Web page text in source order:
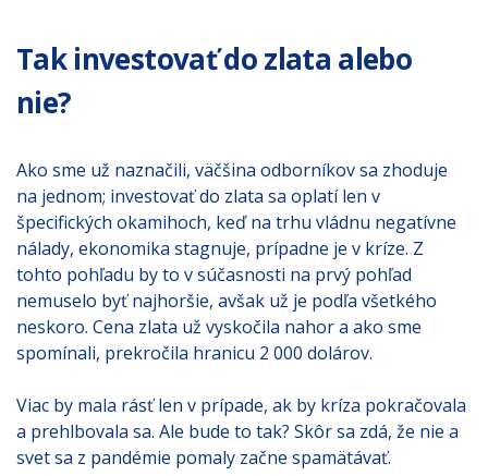
Tak investovať do zlata alebo
nie?
Ako sme už naznačili, väčšina odborníkov sa zhoduje
na jednom; investovať do zlata sa oplatí len v
špecifických okamihoch, keď na trhu vládnu negatívne
nálady, ekonomika stagnuje, prípadne je v kríze. Z
tohto pohľadu by to v súčasnosti na prvý pohľad
nemuselo byť najhoršie, avšak už je podľa všetkého
neskoro. Cena zlata už vyskočila nahor a ako sme
spomínali, prekročila hranicu 2 000 dolárov.
Viac by mala rásť len v prípade, ak by kríza pokračovala
a prehlbovala sa. Ale bude to tak? Skôr sa zdá, že nie a
svet sa z pandémie pomaly začne spamätávať.